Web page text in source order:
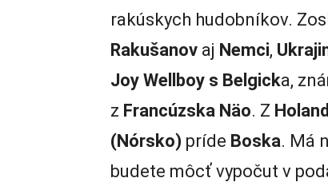
rakúskych hudobníkov.
Rakušanov aj Nemci,
Joy Wellboy s Belgicka,
z Francúzska Näo. Z
(Nórsko) príde Boska. Má
budete môcť vypočut v